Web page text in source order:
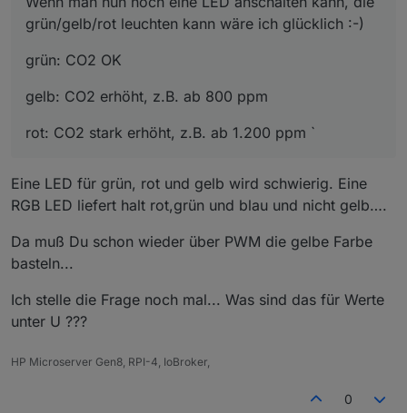
grün/gelb/rot leuchten kann wäre ich glücklich :-)
grün: CO2 OK
gelb: CO2 erhöht, z.B. ab 800 ppm
rot: CO2 stark erhöht, z.B. ab 1.200 ppm `
Eine LED für grün, rot und gelb wird schwierig. Eine
RGB LED liefert halt rot,grün und blau und nicht gelb….
Da muß Du schon wieder über PWM die gelbe Farbe
basteln...
Ich stelle die Frage noch mal... Was sind das für Werte
unter U ???
HP Microserver Gen8, RPI-4, IoBroker,
0